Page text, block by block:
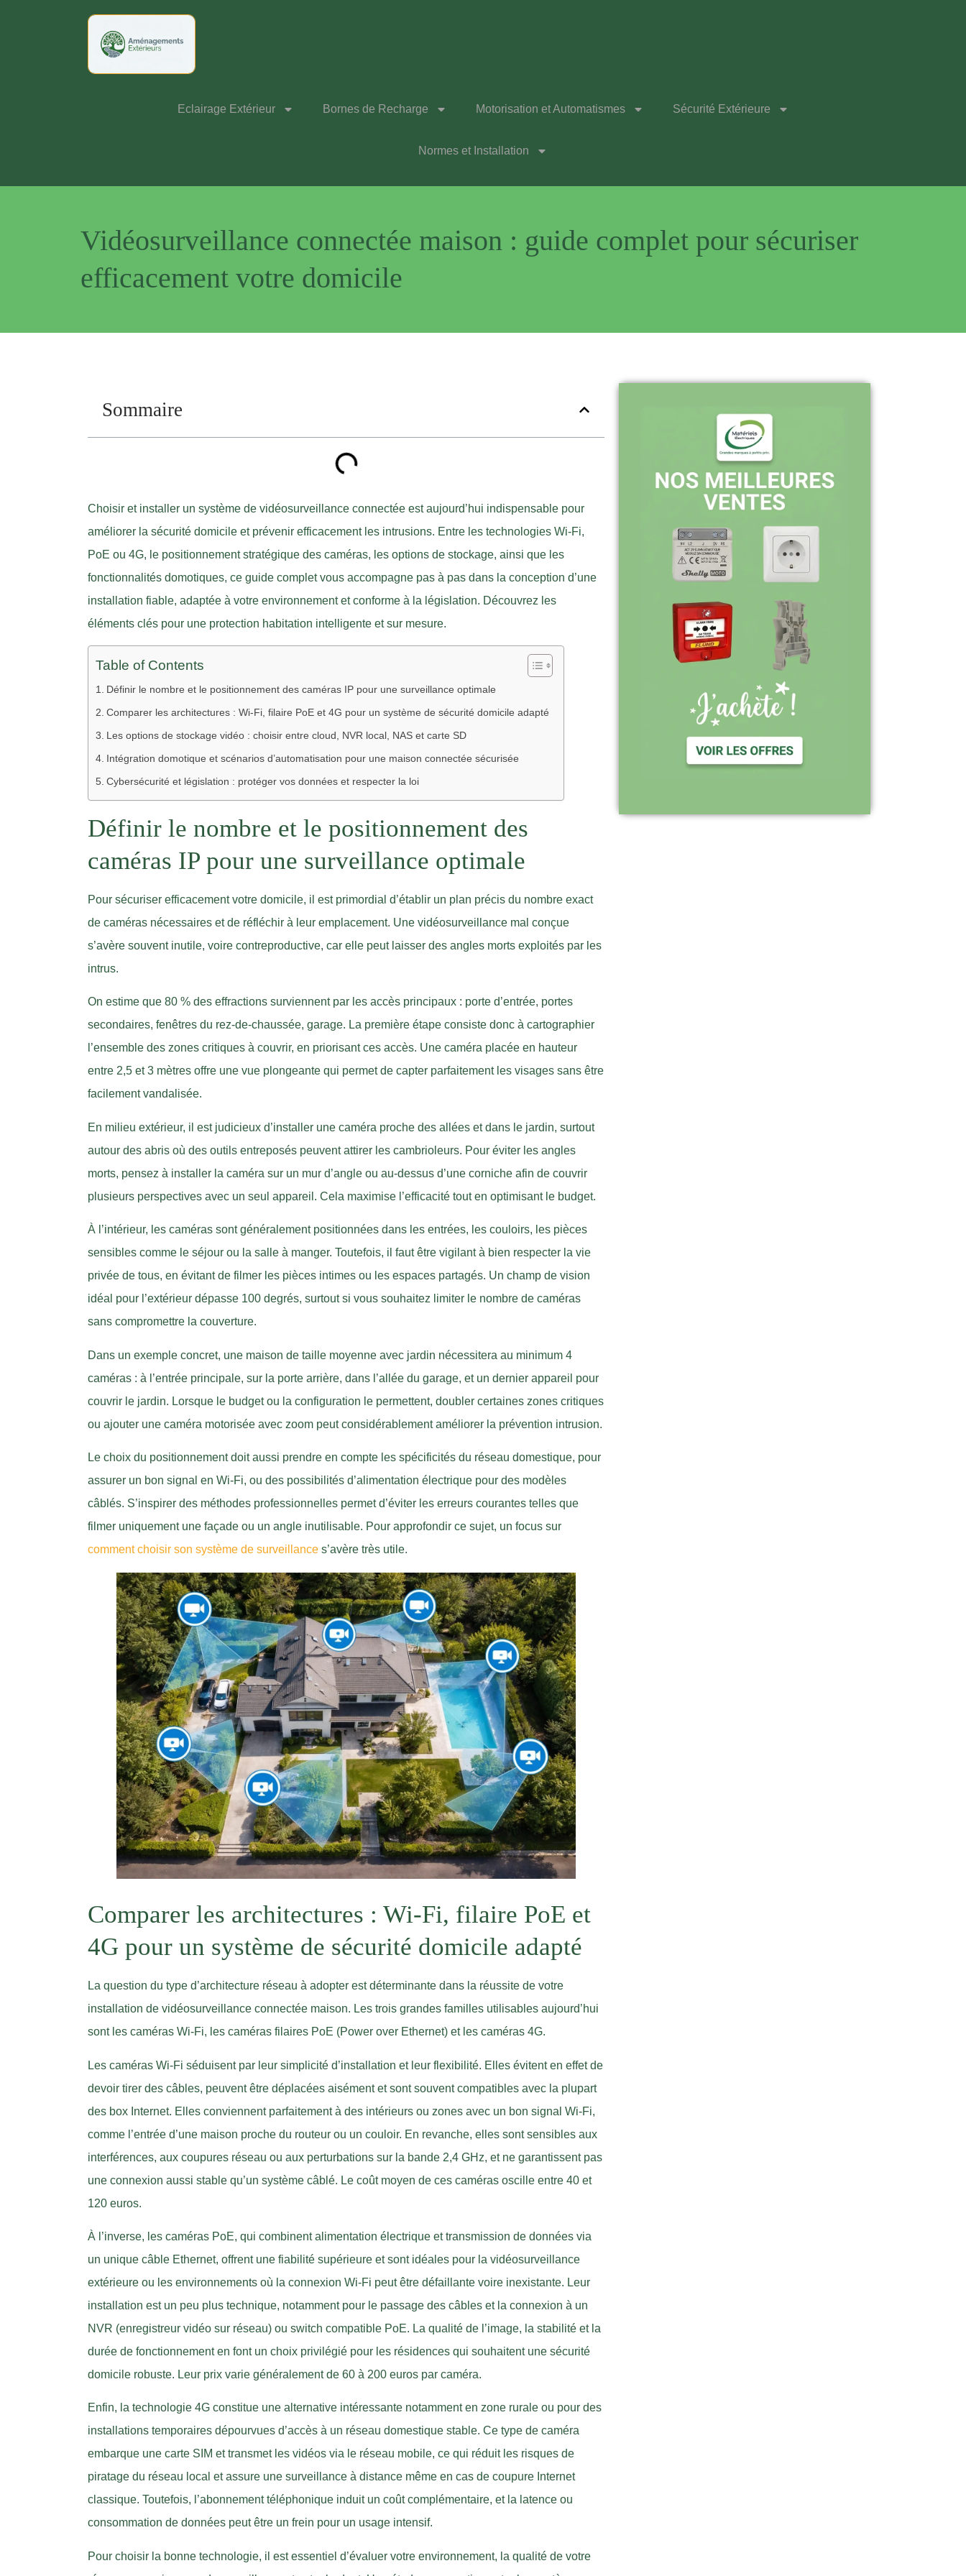
Eclairage Extérieur Bornes de Recharge Motorisation et Automatismes Sécurité Extérieure
Normes et Installation
Vidéosurveillance connectée maison : guide complet pour sécuriser
efficacement votre domicile
Sommaire
Choisir et installer un système de vidéosurveillance connectée est aujourd’hui indispensable pour
améliorer la sécurité domicile et prévenir efficacement les intrusions. Entre les technologies Wi-Fi,
PoE ou 4G, le positionnement stratégique des caméras, les options de stockage, ainsi que les
fonctionnalités domotiques, ce guide complet vous accompagne pas à pas dans la conception d’une
installation fiable, adaptée à votre environnement et conforme à la législation. Découvrez les
éléments clés pour une protection habitation intelligente et sur mesure.
Table of Contents
Définir le nombre et le positionnement des caméras IP pour une surveillance optimale
Comparer les architectures : Wi-Fi, filaire PoE et 4G pour un système de sécurité domicile adapté
Les options de stockage vidéo : choisir entre cloud, NVR local, NAS et carte SD
Intégration domotique et scénarios d’automatisation pour une maison connectée sécurisée
Cybersécurité et législation : protéger vos données et respecter la loi
Définir le nombre et le positionnement des
caméras IP pour une surveillance optimale
Pour sécuriser efficacement votre domicile, il est primordial d’établir un plan précis du nombre exact
de caméras nécessaires et de réfléchir à leur emplacement. Une vidéosurveillance mal conçue
s’avère souvent inutile, voire contreproductive, car elle peut laisser des angles morts exploités par les
intrus.
On estime que 80 % des effractions surviennent par les accès principaux : porte d’entrée, portes
secondaires, fenêtres du rez-de-chaussée, garage. La première étape consiste donc à cartographier
l’ensemble des zones critiques à couvrir, en priorisant ces accès. Une caméra placée en hauteur
entre 2,5 et 3 mètres offre une vue plongeante qui permet de capter parfaitement les visages sans être
facilement vandalisée.
En milieu extérieur, il est judicieux d’installer une caméra proche des allées et dans le jardin, surtout
autour des abris où des outils entreposés peuvent attirer les cambrioleurs. Pour éviter les angles
morts, pensez à installer la caméra sur un mur d’angle ou au-dessus d’une corniche afin de couvrir
plusieurs perspectives avec un seul appareil. Cela maximise l’efficacité tout en optimisant le budget.
À l’intérieur, les caméras sont généralement positionnées dans les entrées, les couloirs, les pièces
sensibles comme le séjour ou la salle à manger. Toutefois, il faut être vigilant à bien respecter la vie
privée de tous, en évitant de filmer les pièces intimes ou les espaces partagés. Un champ de vision
idéal pour l’extérieur dépasse 100 degrés, surtout si vous souhaitez limiter le nombre de caméras
sans compromettre la couverture.
Dans un exemple concret, une maison de taille moyenne avec jardin nécessitera au minimum 4
caméras : à l’entrée principale, sur la porte arrière, dans l’allée du garage, et un dernier appareil pour
couvrir le jardin. Lorsque le budget ou la configuration le permettent, doubler certaines zones critiques
ou ajouter une caméra motorisée avec zoom peut considérablement améliorer la prévention intrusion.
Le choix du positionnement doit aussi prendre en compte les spécificités du réseau domestique, pour
assurer un bon signal en Wi-Fi, ou des possibilités d’alimentation électrique pour des modèles
câblés. S’inspirer des méthodes professionnelles permet d’éviter les erreurs courantes telles que
filmer uniquement une façade ou un angle inutilisable. Pour approfondir ce sujet, un focus sur
comment choisir son système de surveillance s’avère très utile.
Comparer les architectures : Wi-Fi, filaire PoE et
4G pour un système de sécurité domicile adapté
La question du type d’architecture réseau à adopter est déterminante dans la réussite de votre
installation de vidéosurveillance connectée maison. Les trois grandes familles utilisables aujourd’hui
sont les caméras Wi-Fi, les caméras filaires PoE (Power over Ethernet) et les caméras 4G.
Les caméras Wi-Fi séduisent par leur simplicité d’installation et leur flexibilité. Elles évitent en effet de
devoir tirer des câbles, peuvent être déplacées aisément et sont souvent compatibles avec la plupart
des box Internet. Elles conviennent parfaitement à des intérieurs ou zones avec un bon signal Wi-Fi,
comme l’entrée d’une maison proche du routeur ou un couloir. En revanche, elles sont sensibles aux
interférences, aux coupures réseau ou aux perturbations sur la bande 2,4 GHz, et ne garantissent pas
une connexion aussi stable qu’un système câblé. Le coût moyen de ces caméras oscille entre 40 et
120 euros.
À l’inverse, les caméras PoE, qui combinent alimentation électrique et transmission de données via
un unique câble Ethernet, offrent une fiabilité supérieure et sont idéales pour la vidéosurveillance
extérieure ou les environnements où la connexion Wi-Fi peut être défaillante voire inexistante. Leur
installation est un peu plus technique, notamment pour le passage des câbles et la connexion à un
NVR (enregistreur vidéo sur réseau) ou switch compatible PoE. La qualité de l’image, la stabilité et la
durée de fonctionnement en font un choix privilégié pour les résidences qui souhaitent une sécurité
domicile robuste. Leur prix varie généralement de 60 à 200 euros par caméra.
Enfin, la technologie 4G constitue une alternative intéressante notamment en zone rurale ou pour des
installations temporaires dépourvues d’accès à un réseau domestique stable. Ce type de caméra
embarque une carte SIM et transmet les vidéos via le réseau mobile, ce qui réduit les risques de
piratage du réseau local et assure une surveillance à distance même en cas de coupure Internet
classique. Toutefois, l’abonnement téléphonique induit un coût complémentaire, et la latence ou
consommation de données peut être un frein pour un usage intensif.
Pour choisir la bonne technologie, il est essentiel d’évaluer votre environnement, la qualité de votre
Pourquoi nous choisir ?
à jour sur le site
Expédition sous 24-48h : livraison rapide
après validation de commande
Support réactif : une équipe disponible
pour vous accompagner
Visiter le site